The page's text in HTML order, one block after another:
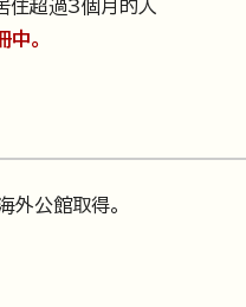
住超過3個月的人
。
外公館取得。